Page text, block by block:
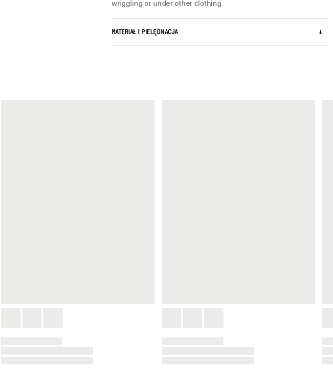
wriggling or under other clothing.
MATERIAŁ I PIELĘGNACJA